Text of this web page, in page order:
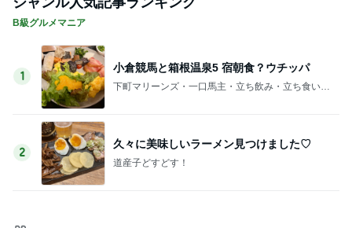
B級グルメマニア
1
小倉競馬と箱根温泉5 宿朝食？ウチッパ
下町マリーンズ・一口馬主・立ち飲み・立ち食いそ
2
久々に美味しいラーメン見つけました♡
道産子どすどす！